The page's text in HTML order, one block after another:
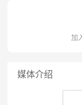
加
媒体介绍